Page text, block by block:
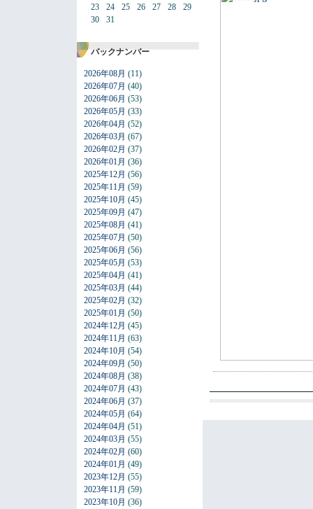
23
30
24
31
25
26
27
28
29
バックナンバー
2026年08月 (11)
2026年07月 (40)
2026年06月 (53)
2026年05月 (33)
2026年04月 (52)
2026年03月 (67)
2026年02月 (37)
2026年01月 (36)
2025年12月 (56)
2025年11月 (59)
2025年10月 (45)
2025年09月 (47)
2025年08月 (41)
2025年07月 (50)
2025年06月 (56)
2025年05月 (53)
2025年04月 (41)
2025年03月 (44)
2025年02月 (32)
2025年01月 (50)
2024年12月 (45)
2024年11月 (63)
2024年10月 (54)
2024年09月 (50)
2024年08月 (38)
2024年07月 (43)
2024年06月 (37)
2024年05月 (64)
2024年04月 (51)
2024年03月 (55)
2024年02月 (60)
2024年01月 (49)
2023年12月 (55)
2023年11月 (59)
2023年10月 (36)